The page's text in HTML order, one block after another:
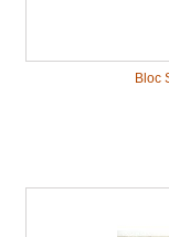
Bloc